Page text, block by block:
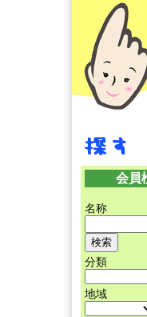
会員
名称
分類
地域